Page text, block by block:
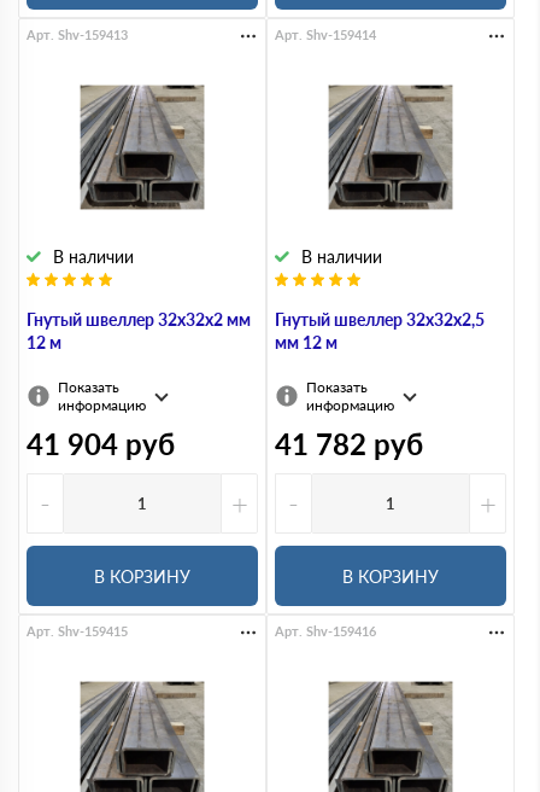
Гнутый швеллер 32х32х2 мм
12 м
В наличии
Арт. Shv-159413
Показать
информацию
41 904 руб
-
+
В КОРЗИНУ
Гнутый швеллер 32х32х2,5
мм 12 м
В наличии
Арт. Shv-159414
Показать
информацию
41 782 руб
-
+
В КОРЗИНУ
Арт. Shv-159415 Арт. Shv-159416